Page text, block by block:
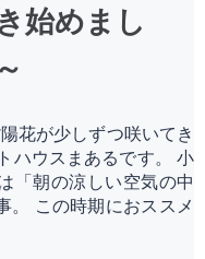
始めまし
花が少しずつ咲いてき
ハウスまあるです。 小
「朝の涼しい空気の中
。 この時期におススメ